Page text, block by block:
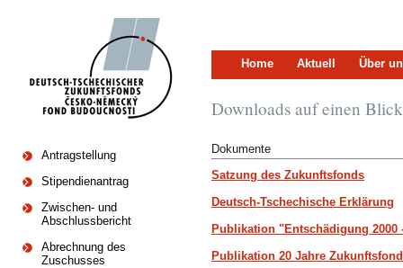
Home Aktuell Über
Antragstellung
Stipendienantrag
Zwischen- und
Abschlussbericht
Abrechnung des
Zuschusses
Downloads auf einen Blick
Dokumente
Satzung des Zukunftsfonds
Deutsch-Tschechische Erklärung
Publikation "Entschädigung 2000
Publikation 20 Jahre